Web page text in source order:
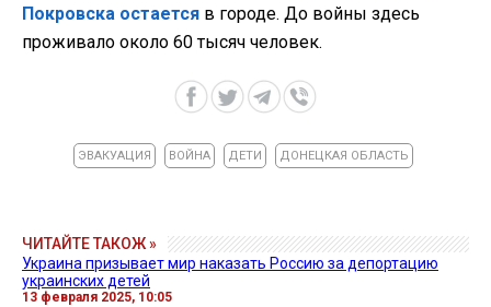
Покровска остается в городе. До войны здесь
проживало около 60 тысяч человек.
ЭВАКУАЦИЯ ВОЙНА ДЕТИ ДОНЕЦКАЯ ОБЛАСТЬ
ЧИТАЙТЕ ТАКОЖ »
Украина призывает мир наказать Россию за депортацию
украинских детей
13 февраля 2025, 10:05